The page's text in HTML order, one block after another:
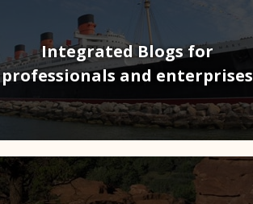
Integrated Blogs for
professionals and enterprises